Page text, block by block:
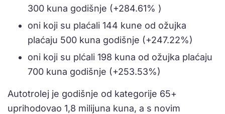
300 kuna godišnje (+284.61% )
oni koji su plaćali 144 kune od ožujka
plaćaju 500 kuna godišnje (+247.22%)
oni koji su plćali 198 kuna od ožujka plaćaju
700 kuna godišnje (+253.53%)
Autotrolej je godišnje od kategorije 65+
uprihodovao 1,8 milijuna kuna, a s novim